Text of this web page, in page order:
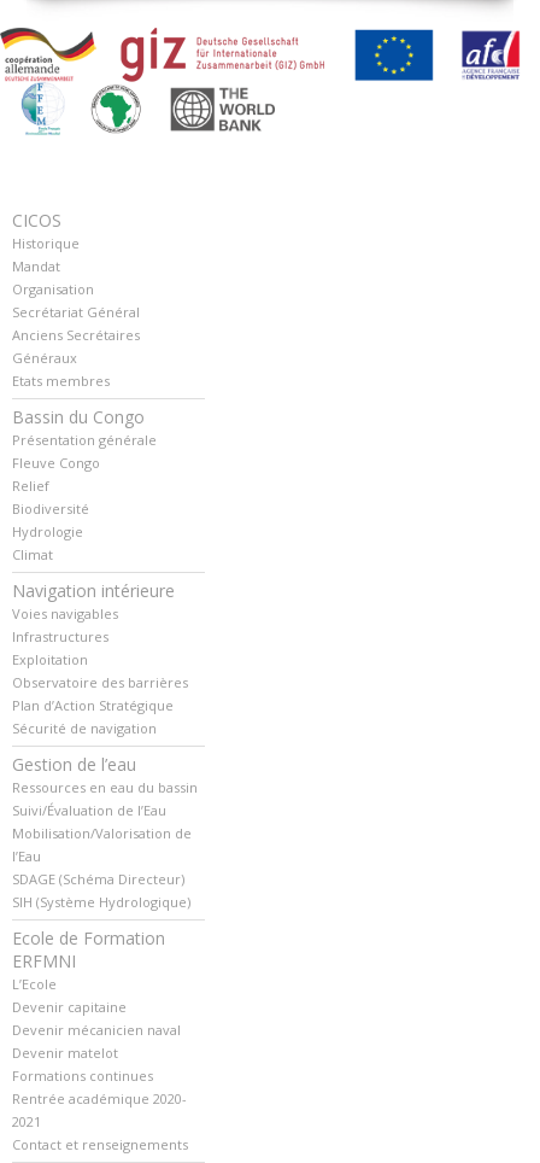
CICOS
Historique
Mandat
Organisation
Secrétariat Général
Anciens Secrétaires
Généraux
Etats membres
Bassin du Congo
Présentation générale
Fleuve Congo
Relief
Biodiversité
Hydrologie
Climat
Navigation intérieure
Voies navigables
Infrastructures
Exploitation
Observatoire des barrières
Plan d’Action Stratégique
Sécurité de navigation
Gestion de l’eau
Ressources en eau du bassin
Suivi/Évaluation de l’Eau
Mobilisation/Valorisation de
l’Eau
SDAGE (Schéma Directeur)
SIH (Système Hydrologique)
Ecole de Formation
ERFMNI
L’Ecole
Devenir capitaine
Devenir mécanicien naval
Devenir matelot
Formations continues
Rentrée académique 2020-
2021
Contact et renseignements